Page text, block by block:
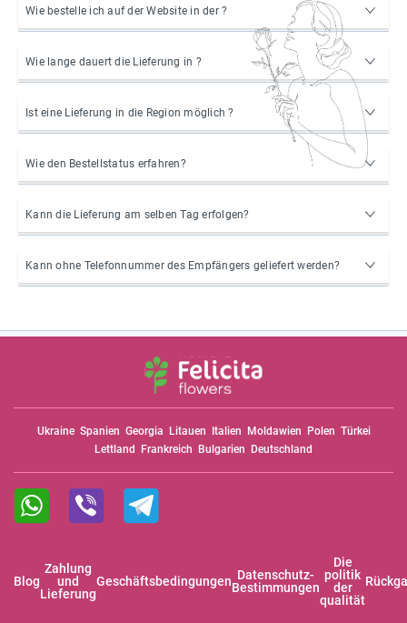
Wie bestelle ich auf der Website in der ?
Wie lange dauert die Lieferung in ?
Ist eine Lieferung in die Region möglich ?
Wie den Bestellstatus erfahren?
Kann die Lieferung am selben Tag erfolgen?
Kann ohne Telefonnummer des Empfängers geliefert werden?
Ukraine Spanien Georgia Litauen Italien Moldawien Polen Türkei
Lettland
Frankreich Bulgarien Deutschland
Blog
Zahlung
und
Lieferung
Geschäftsbedingungen Datenschutz-
Bestimmungen
Die
politik
der
qualität